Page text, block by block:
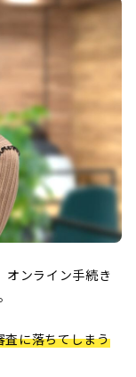
オンライン手続き
査に落ちてしまう